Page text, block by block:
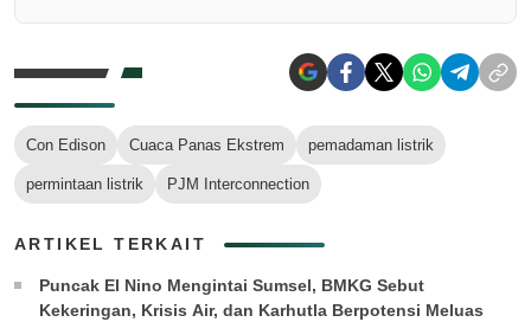
Con Edison Cuaca Panas Ekstrem pemadaman listrik
permintaan listrik PJM Interconnection
ARTIKEL TERKAIT
Puncak El Nino Mengintai Sumsel, BMKG Sebut
Kekeringan, Krisis Air, dan Karhutla Berpotensi Meluas